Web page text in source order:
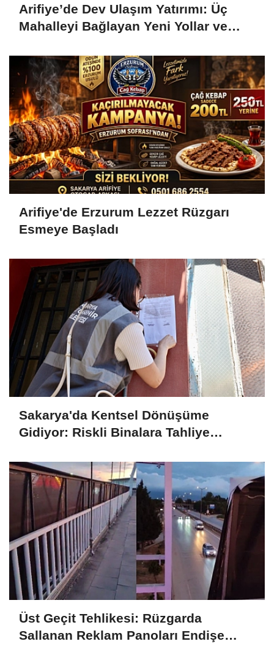
Arifiye’de Dev Ulaşım Yatırımı: Üç
Mahalleyi Bağlayan Yeni Yollar ve
Arifiye'de Erzurum Lezzet Rüzgarı
Esmeye Başladı
Sakarya'da Kentsel Dönüşüme
Gidiyor: Riskli Binalara Tahliye
Üst Geçit Tehlikesi: Rüzgarda
Sallanan Reklam Panoları Endişe